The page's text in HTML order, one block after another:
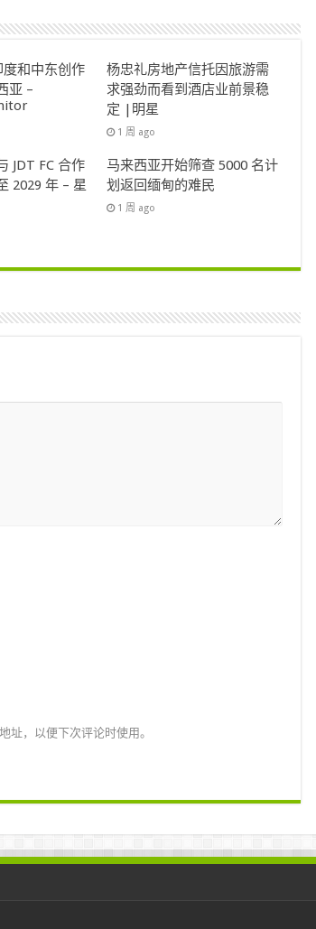
和中东创作
亚 –
杨忠礼房地产信托因旅游需
求强劲而看到酒店业前景稳
定 |明星
1 周 ago
JDT FC 合作
2029 年 – 星
马来西亚开始筛查 5000 名计
划返回缅甸的难民
1 周 ago
址，以便下次评论时使用。